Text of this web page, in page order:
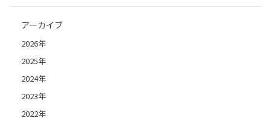
アーカイブ
2026年
2025年
2024年
2023年
2022年